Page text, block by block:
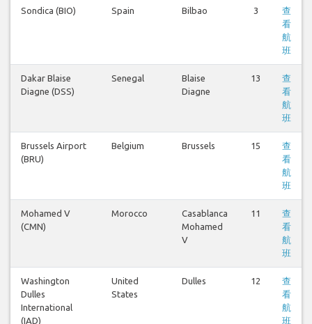
Sondica (BIO) Spain Bilbao 3
查
看
航
班
Dakar Blaise
Diagne (DSS)
Senegal
Blaise
Diagne
13
查
看
航
班
Brussels Airport
(BRU)
Belgium Brussels 15
查
看
航
班
Mohamed V
(CMN)
Morocco
Casablanca
Mohamed
V
11
查
看
航
班
Washington
Dulles
International
(IAD)
United
States
Dulles 12
查
看
航
班